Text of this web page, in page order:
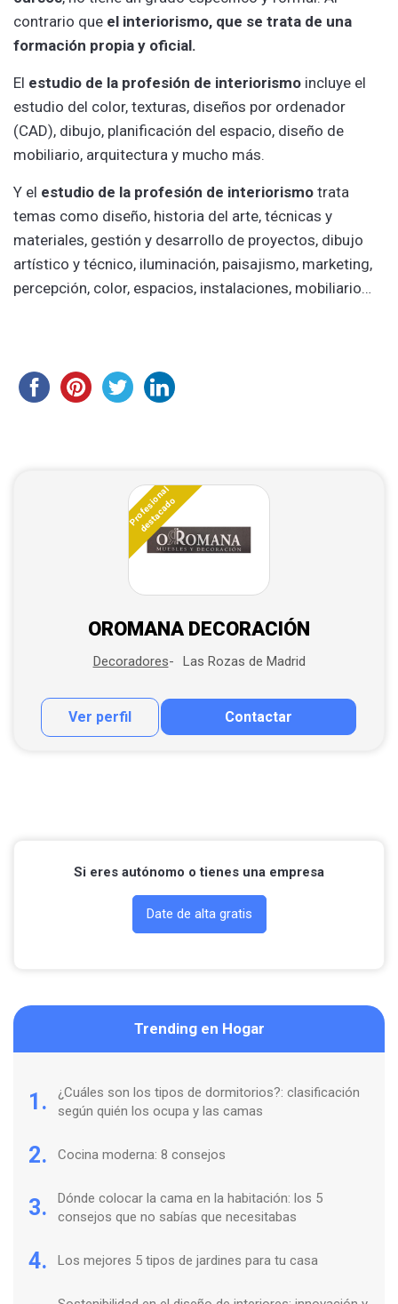
contrario que el interiorismo, que se trata de una
formación propia y oficial.
El estudio de la profesión de interiorismo incluye el
estudio del color, texturas, diseños por ordenador
(CAD), dibujo, planificación del espacio, diseño de
mobiliario, arquitectura y mucho más.
Y el estudio de la profesión de interiorismo trata
temas como diseño, historia del arte, técnicas y
materiales, gestión y desarrollo de proyectos, dibujo
artístico y técnico, iluminación, paisajismo, marketing,
percepción, color, espacios, instalaciones, mobiliario…
Profesional
destacado
OROMANA DECORACIÓN
Decoradores Las Rozas de Madrid
Ver perfil Contactar
Contactar por correo
Si eres autónomo o tienes una empresa
Date de alta gratis
Trending en Hogar
1.
¿Cuáles son los tipos de dormitorios?: clasificación
según quién los ocupa y las camas
2. Cocina moderna: 8 consejos
3.
Dónde colocar la cama en la habitación: los 5
consejos que no sabías que necesitabas
4. Los mejores 5 tipos de jardines para tu casa